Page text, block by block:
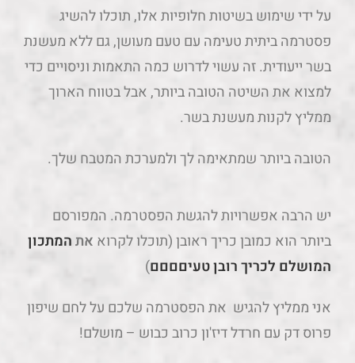
על ידי שימוש בשיטות חלופיות אלו, תוכלו להשיג
פסטרמה ביתית טעימה עם טעם מעושן, גם ללא מעשנת
בשר ייעודית. זה עשוי לדרוש כמה התאמות וניסויים כדי
למצוא את השיטה הטובה ביותר, אבל בטווח הארוך
ממליץ לקנות מעשנת בשר.
הטובה ביותר שמתאימה לך ולמערכת המטבח שלך.
יש הרבה אפשרויות להגשת הפסטרמה. המפורסם
ביותר הוא כמובן כריך ראובן (תוכלו לקרוא אתהמתכון
המושלם לכריך רובן טעיםםםם)
אני ממליץ להגיש את הפסטרמה שלכם על לחם שיפון
פרוס דק עם חרדל דיז'ון כרוב כבוש – מושלם!